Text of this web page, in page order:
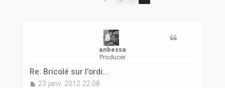
anbessa
Producer
Re: Bricolé sur l'ordi...
M
23 janv. 2012 22:08